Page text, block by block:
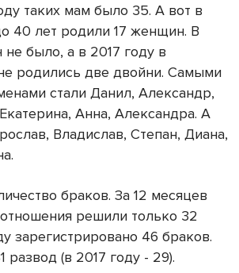
таких мам было 35. А вот в
40 лет родили 17 женщин. В
не было, а в 2017 году в
родились две двойни. Самыми
стали Данил, Александр,
Анна, Александра. А
Владислав, Степан, Диана,
браков. За 12 месяцев
решили только 32
зарегистрировано 46 браков.
развод (в 2017 году - 29).